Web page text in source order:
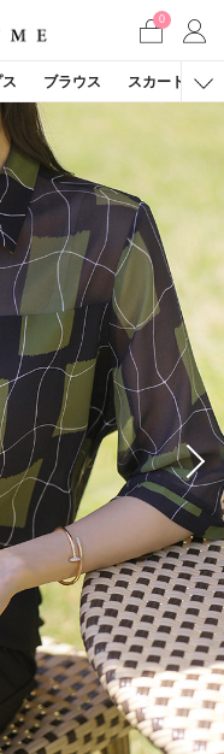
0
ス ブラウス スカート